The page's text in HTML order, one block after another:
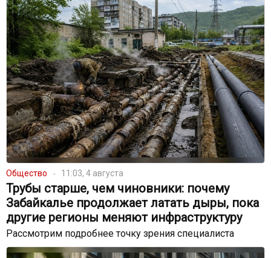
Общество 11:03, 4 августа
Трубы старше, чем чиновники: почему
Забайкалье продолжает латать дыры, пока
другие регионы меняют инфраструктуру
Рассмотрим подробнее точку зрения специалиста